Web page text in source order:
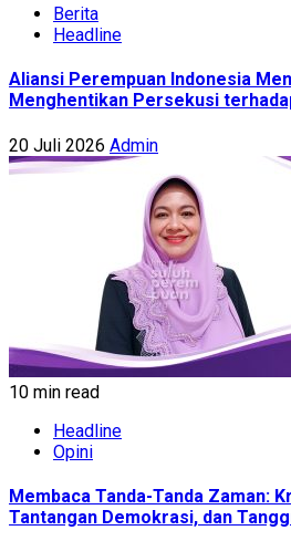
Berita
Headline
Aliansi Perempuan Indonesia
Menghentikan Persekusi
20 Juli 2026 Admin
10 min read
Headline
Opini
Membaca Tanda-Tanda Zaman:
Tantangan Demokrasi, dan